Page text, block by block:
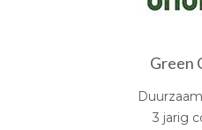
Green
3 jarig